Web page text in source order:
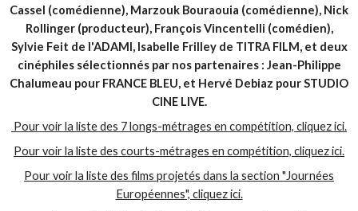
Cassel (comédienne), Marzouk Bouraouia (comédienne), Nick
Rollinger (producteur), François Vincentelli (comédien),
Sylvie Feit de l'ADAMI, Isabelle Frilley de TITRA FILM, et deux
cinéphiles sélectionnés par nos partenaires : Jean-Philippe
Chalumeau pour FRANCE BLEU, et Hervé Debiaz pour STUDIO
CINE LIVE.
Pour voir la liste des 7 longs-métrages en compétition, cliquez ici.
Pour voir la liste des courts-métrages en compétition, cliquez ici.
Pour voir la liste des films projetés dans la section "Journées
Européennes", cliquez ici.